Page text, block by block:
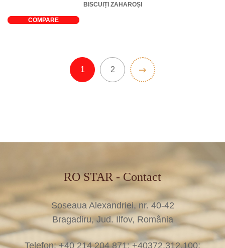
BISCUIȚI ZAHAROȘI
COMPARE
1 2
RO STAR - Contact
Soseaua Alexandriei, nr. 40-42
Bragadiru, Jud. Ilfov, România
Telefon: +40 214 204 871; +40372.312.100;